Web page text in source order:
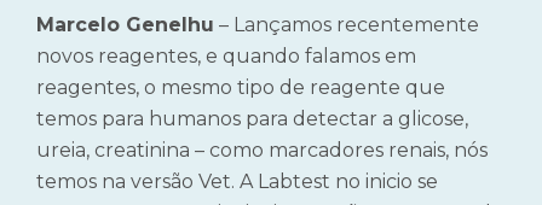
Marcelo Genelhu – Lançamos recentemente
novos reagentes, e quando falamos em
reagentes, o mesmo tipo de reagente que
temos para humanos para detectar a glicose,
ureia, creatinina – como marcadores renais, nós
temos na versão Vet. A Labtest no inicio se